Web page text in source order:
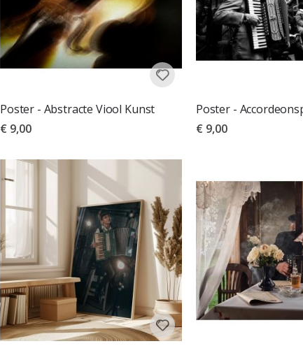
Poster - Abstracte Viool Kunst
€ 9,00
Poster -
€ 9,00